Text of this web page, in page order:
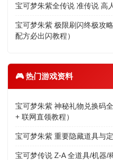
宝可梦朱紫全传说 准传说 高
宝可梦朱紫 极限刷闪终极攻
配方必出闪教程）
🎮 热门游戏资料
宝可梦朱紫 神秘礼物兑换码
+ 联网直领教程）
宝可梦朱紫 重要隐藏道具与
宝可梦传说 Z-A 全道具/机器/